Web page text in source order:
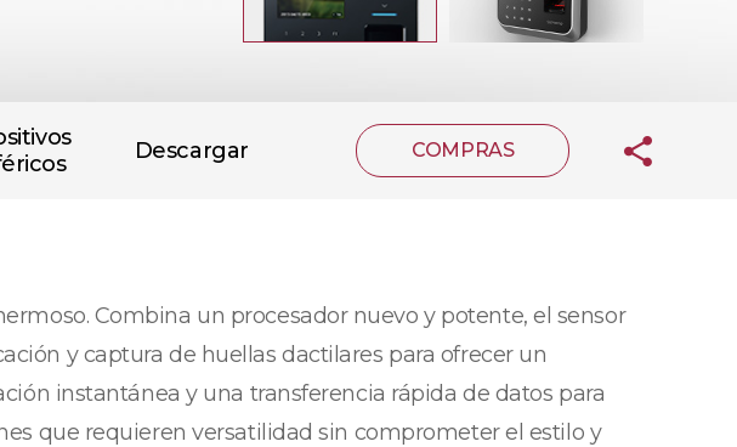
Descargar COMPRAS
Combina un procesador nuevo y potente, el sensor
y captura de huellas dactilares para ofrecer un
instantánea y una transferencia rápida de datos para
que requieren versatilidad sin comprometer el estilo y